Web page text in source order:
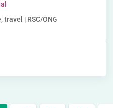
travel | RSC/ONG